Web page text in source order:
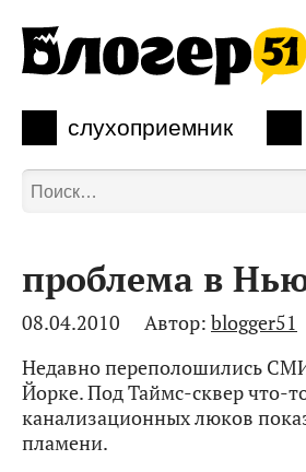
слухоприемник
проблема в
08.04.2010 Автор: blogger51
Недавно переполошились
Йорке. Под Таймс-сквер что-
канализационных люков
пламени.